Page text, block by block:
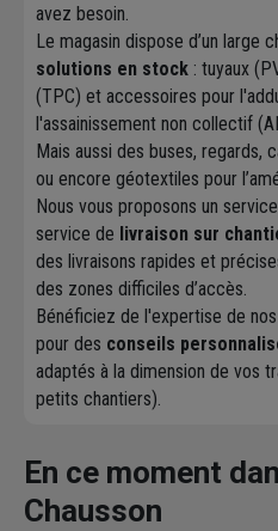
avez besoin.
Le magasin dispose d’un large
solutions en stock : tuyaux
(TPC) et accessoires pour
l'assainissement non collectif
Mais aussi des buses, regards,
ou encore géotextiles pour
Nous vous proposons un
service de livraison sur
des livraisons rapides et
des zones difficiles d’accès.
Bénéficiez de l'expertise de
pour des conseils
adaptés à la dimension de vos
petits chantiers).
En ce moment
Chausson